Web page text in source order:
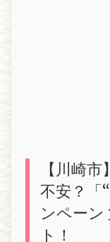
【川崎
不安？「
ンペーン
ト！